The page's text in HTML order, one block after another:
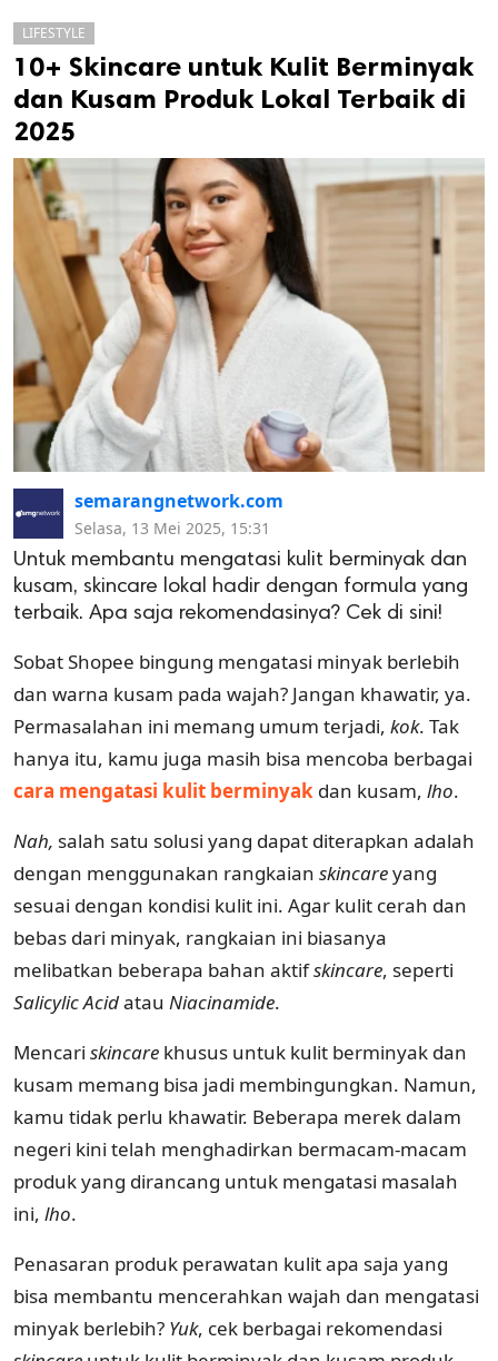
cipta.
LIFESTYLE
10+ Skincare untuk Kulit Berminyak
dan Kusam Produk Lokal Terbaik di
2025
semarangnetwork.com
Selasa, 13 Mei 2025, 15:31
Untuk membantu mengatasi kulit berminyak dan
kusam, skincare lokal hadir dengan formula yang
terbaik. Apa saja rekomendasinya? Cek di sini!
Sobat Shopee bingung mengatasi minyak berlebih
dan warna kusam pada wajah? Jangan khawatir, ya.
Permasalahan ini memang umum terjadi, kok. Tak
hanya itu, kamu juga masih bisa mencoba berbagai
cara mengatasi kulit berminyak dan kusam, lho.
Nah, salah satu solusi yang dapat diterapkan adalah
dengan menggunakan rangkaian skincareyang
sesuai dengan kondisi kulit ini. Agar kulit cerah dan
bebas dari minyak, rangkaian ini biasanya
melibatkan beberapa bahan aktifskincare, seperti
Salicylic Acidatau Niacinamide.
Mencari skincare khusus untuk kulit berminyak dan
kusam memang bisa jadi membingungkan. Namun,
kamu tidak perlu khawatir. Beberapa merek dalam
negeri kini telah menghadirkan bermacam-macam
produk yang dirancang untuk mengatasi masalah
ini, lho.
Penasaran produk perawatan kulit apa saja yang
bisa membantu mencerahkan wajah dan mengatasi
minyak berlebih? Yuk, cek berbagai rekomendasi